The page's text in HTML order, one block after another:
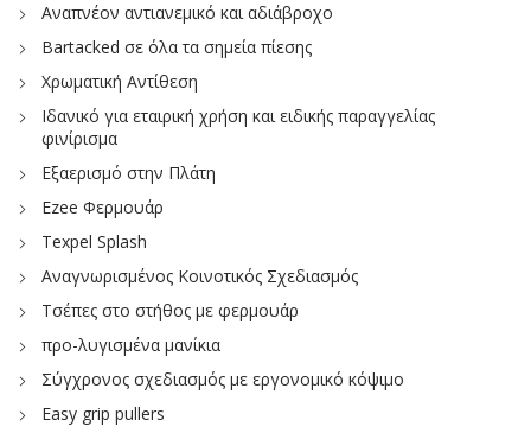
Αναπνέον αντιανεμικό και αδιάβροχο
Bartacked σε όλα τα σημεία πίεσης
Χρωματική Αντίθεση
Ιδανικό για εταιρική χρήση και ειδικής παραγγελίας
φινίρισμα
Εξαερισμό στην Πλάτη
Ezee Φερμουάρ
Texpel Splash
Αναγνωρισμένος Κοινοτικός Σχεδιασμός
Τσέπες στο στήθος με φερμουάρ
προ-λυγισμένα μανίκια
Σύγχρονος σχεδιασμός με εργονομικό κόψιμο
Easy grip pullers